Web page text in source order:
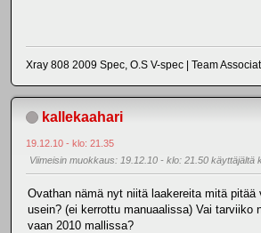
Xray 808 2009 Spec, O.S V-spec | Team
kallekaahari
19.12.10 - klo: 21.35
Viimeisin muokkaus: 19.12.10 - klo: 21.50 käyttäjältä
Ovathan nämä nyt niitä laakereita mitä pitää
usein? (ei kerrottu manuaalissa) Vai tarviiko
vaan 2010 mallissa?